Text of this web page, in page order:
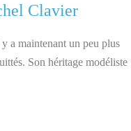
Clavier
a maintenant un peu plus
Son héritage modéliste